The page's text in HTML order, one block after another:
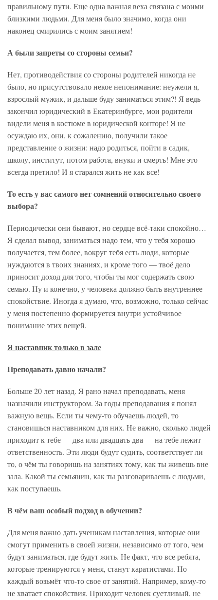
правильному пути. Еще одна важная веха связана с моими
близкими людьми. Для меня было значимо, когда они
наконец смирились с моим занятием!
А были запреты со стороны семьи?
Нет, противодействия со стороны родителей никогда не
было, но присутствовало некое непонимание: неужели я,
взрослый мужик, и дальше буду заниматься этим?! Я ведь
закончил юридический в Екатеринбурге, мои родители
видели меня в костюме в юридической конторе! Я не
осуждаю их, они, к сожалению, получили такое
представление о жизни: надо родиться, пойти в садик,
школу, институт, потом работа, внуки и смерть! Мне это
всегда претило! И я старался жить не как все!
То есть у вас самого нет сомнений относительно своего
выбора?
Периодически они бывают, но сердце всё-таки спокойно…
Я сделал вывод, заниматься надо тем, что у тебя хорошо
получается, тем более, вокруг тебя есть люди, которые
нуждаются в твоих знаниях, и кроме того — твоё дело
приносит доход для того, чтобы ты мог содержать свою
семью. Ну и конечно, у человека должно быть внутреннее
спокойствие. Иногда я думаю, что, возможно, только сейчас
у меня постепенно формируется внутри устойчивое
понимание этих вещей.
Я наставник только в зале
Преподавать давно начали?
Больше 20 лет назад. Я рано начал преподавать, меня
назначили инструктором. За годы преподавания я понял
важную вещь. Если ты чему-то обучаешь людей, то
становишься наставником для них. Не важно, сколько людей
приходит к тебе — два или двадцать два — на тебе лежит
ответственность. Эти люди будут судить, соответствует ли
то, о чём ты говоришь на занятиях тому, как ты живешь вне
зала. Какой ты семьянин, как ты разговариваешь с людьми,
как поступаешь.
В чём ваш особый подход в обучении?
Для меня важно дать ученикам наставления, которые они
смогут применить в своей жизни, независимо от того, чем
будут заниматься, где будут жить. Не факт, что все ребята,
которые тренируются у меня, станут каратистами. Но
каждый возьмёт что-то свое от занятий. Например, кому-то
не хватает спокойствия. Приходит человек суетливый, не